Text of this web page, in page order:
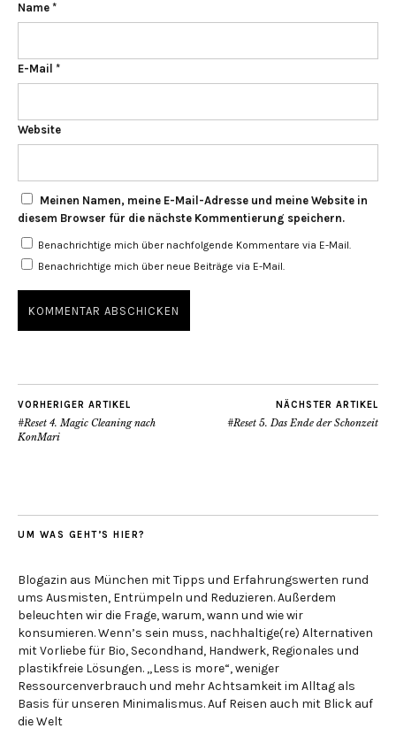
Name *
E-Mail *
Website
Meinen Namen, meine E-Mail-Adresse und meine Website in
diesem Browser für die nächste Kommentierung speichern.
Benachrichtige mich über nachfolgende Kommentare via E-Mail.
Benachrichtige mich über neue Beiträge via E-Mail.
VORHERIGER ARTIKEL
#Reset 4. Magic Cleaning nach
KonMari
NÄCHSTER ARTIKEL
#Reset 5. Das Ende der Schonzeit
UM WAS GEHT’S HIER?
Blogazin aus München mit Tipps und Erfahrungswerten rund
ums Ausmisten, Entrümpeln und Reduzieren. Außerdem
beleuchten wir die Frage, warum, wann und wie wir
konsumieren. Wenn’s sein muss, nachhaltige(re) Alternativen
mit Vorliebe für Bio, Secondhand, Handwerk, Regionales und
plastikfreie Lösungen. „Less is more“, weniger
Ressourcenverbrauch und mehr Achtsamkeit im Alltag als
Basis für unseren Minimalismus. Auf Reisen auch mit Blick auf
die Welt